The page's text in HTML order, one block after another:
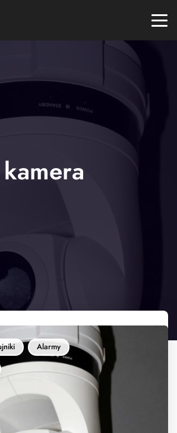
kamera
Alarmy